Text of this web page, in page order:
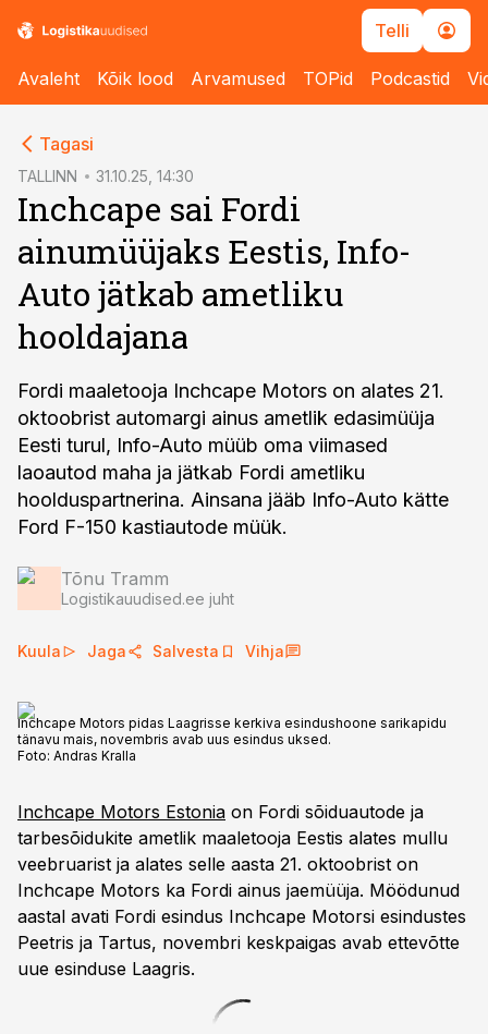
Telli
Avaleht Kõik lood Arvamused TOPid Podcastid
Tagasi
TALLINN 31.10.25, 14:30
Inchcape sai Fordi
ainumüüjaks Eestis, Info-
Auto jätkab ametliku
hooldajana
Fordi maaletooja Inchcape Motors on alates 21.
oktoobrist automargi ainus ametlik edasimüüja
Eesti turul, Info-Auto müüb oma viimased
laoautod maha ja jätkab Fordi ametliku
hoolduspartnerina. Ainsana jääb Info-Auto kätte
Ford F-150 kastiautode müük.
Tõnu Tramm
Logistikauudised.ee juht
Kuula Jaga Salvesta Vihja
Inchcape Motors pidas Laagrisse kerkiva esindushoone sarikapidu
tänavu mais, novembris avab uus esindus uksed.
Foto: Andras Kralla
Inchcape Motors Estonia on Fordi sõiduautode ja
tarbesõidukite ametlik maaletooja Eestis alates mullu
veebruarist ja alates selle aasta 21. oktoobrist on
Inchcape Motors ka Fordi ainus jaemüüja. Möödunud
aastal avati Fordi esindus Inchcape Motorsi esindustes
Peetris ja Tartus, novembri keskpaigas avab ettevõtte
uue esinduse Laagris.